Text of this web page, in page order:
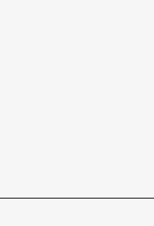
大提琴组成的四重
，显得细腻而富有
；这可以说同样是
「纯音乐」，四件